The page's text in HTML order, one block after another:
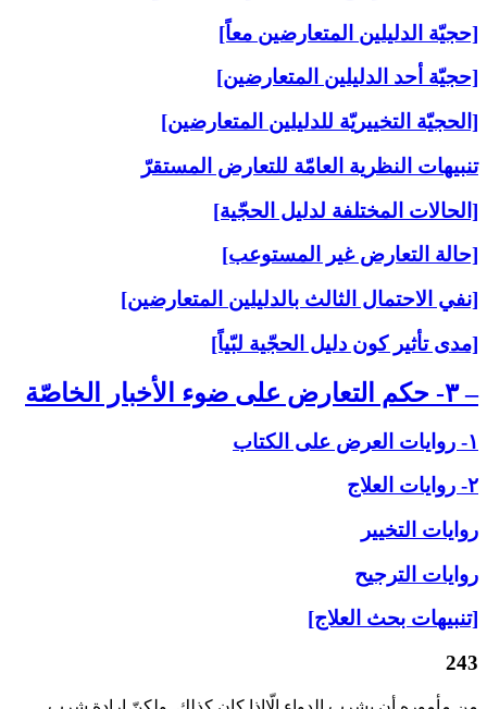
[حجيّة الدليلين المتعارضين معاً]
[حجيّة أحد الدليلين المتعارضين]
[الحجيّة التخييريّة للدليلين المتعارضين]
تنبيهات النظرية العامّة للتعارض المستقرّ
[الحالات المختلفة لدليل الحجّية]
[حالة التعارض غير المستوعب]
[نفي الاحتمال الثالث بالدليلين المتعارضين]
[مدى تأثير كون دليل الحجّية لبّياً]
– ۳- حكم التعارض على‏ ضوء الأخبار الخاصّة
۱- روايات العرض على‏ الكتاب
۲- روايات العلاج‏
روايات التخيير
روايات الترجيح
[تنبيهات بحث العلاج]
243